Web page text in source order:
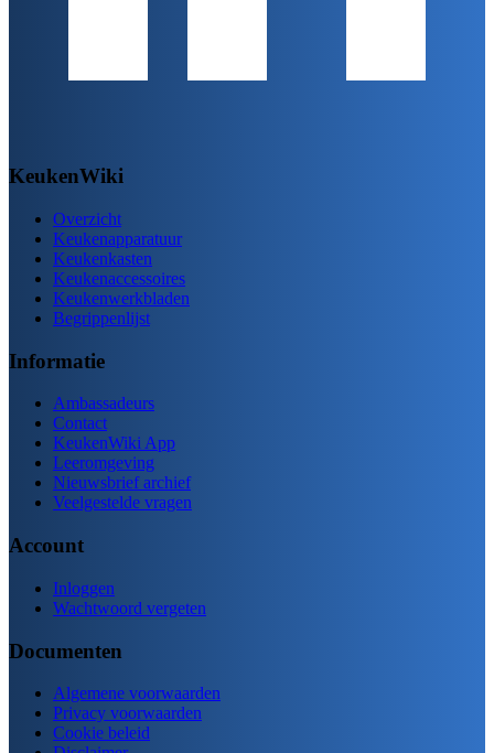
KeukenWiki
Overzicht
Keukenapparatuur
Keukenkasten
Keukenaccessoires
Keukenwerkbladen
Begrippenlijst
Informatie
Ambassadeurs
Contact
KeukenWiki App
Leeromgeving
Nieuwsbrief archief
Veelgestelde vragen
Account
Inloggen
Wachtwoord vergeten
Documenten
Algemene voorwaarden
Privacy voorwaarden
Cookie beleid